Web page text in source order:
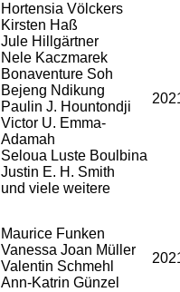
Hortensia Völckers
Kirsten Haß
Jule Hillgärtner
Nele Kaczmarek
Bonaventure Soh
Bejeng Ndikung
Paulin J. Hountondji
Victor U. Emma-
Adamah
Seloua Luste Boulbina
Justin E. H. Smith
und viele weitere
Maurice Funken
Vanessa Joan Müller
Valentin Schmehl
Ann-Katrin Günzel